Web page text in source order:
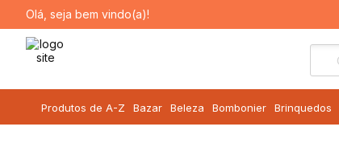
Olá, seja bem vindo(a)!
Produtos de A-Z Bazar Beleza Bombonier Brinquedos